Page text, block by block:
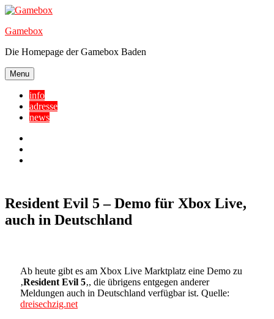
Skip
content
Gamebox
Die Homepage der Gamebox Baden
Menu
info
adresse
news
Resident Evil 5 – Demo für Xbox Live,
auch in Deutschland
Ab heute gibt es am Xbox Live Marktplatz eine Demo zu
‚Resident Evil 5‚, die übrigens entgegen anderer
Meldungen auch in Deutschland verfügbar ist. Quelle:
dreisechzig.net